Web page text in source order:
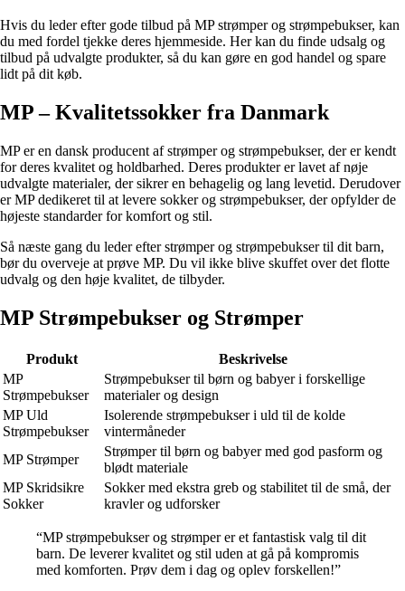
Hvis du leder efter gode tilbud på MP strømper og strømpebukser, kan
du med fordel tjekke deres hjemmeside. Her kan du finde udsalg og
tilbud på udvalgte produkter, så du kan gøre en god handel og spare
lidt på dit køb.
MP – Kvalitetssokker fra Danmark
MP er en dansk producent af strømper og strømpebukser, der er kendt
for deres kvalitet og holdbarhed. Deres produkter er lavet af nøje
udvalgte materialer, der sikrer en behagelig og lang levetid. Derudover
er MP dedikeret til at levere sokker og strømpebukser, der opfylder de
højeste standarder for komfort og stil.
Så næste gang du leder efter strømper og strømpebukser til dit barn,
bør du overveje at prøve MP. Du vil ikke blive skuffet over det flotte
udvalg og den høje kvalitet, de tilbyder.
MP Strømpebukser og Strømper
Produkt
Beskrivelse
MP
Strømpebukser
Strømpebukser til børn og babyer i forskellige
materialer og design
MP Uld
Strømpebukser
Isolerende strømpebukser i uld til de kolde
vintermåneder
MP Strømper
Strømper til børn og babyer med god pasform og
blødt materiale
MP Skridsikre
Sokker
Sokker med ekstra greb og stabilitet til de små, der
kravler og udforsker
“MP strømpebukser og strømper er et fantastisk valg til dit
barn. De leverer kvalitet og stil uden at gå på kompromis
med komforten. Prøv dem i dag og oplev forskellen!”